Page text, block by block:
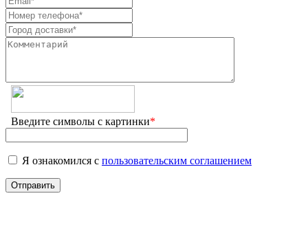
Введите символы с картинки*
Я ознакомился с пользовательским соглашением